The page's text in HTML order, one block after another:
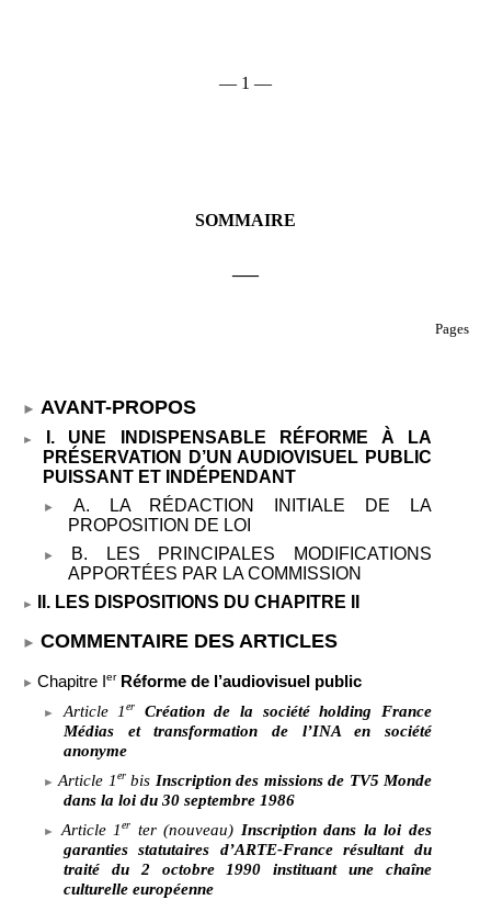
–– 1 ––
SOMMAIRE
Pages
AVANT-PROPOS
I. UNE INDISPENSABLE RÉFORME À LA
PRÉSERVATION D’UN AUDIOVISUEL PUBLIC
PUISSANT ET INDÉPENDANT
A. LA RÉDACTION INITIALE DE LA
PROPOSITION DE LOI
B. LES PRINCIPALES MODIFICATIONS
APPORTÉES PAR LA COMMISSION
II. LES DISPOSITIONS DU CHAPITRE
COMMENTAIRE DES ARTICLES
Chapitre Ier Réforme de l’audiovisuel public
Article
1er
Création de la société holding France
Médias et transformation de l’INA en société
anonyme
Article 1erbis Inscription des missions de TV5 Monde
dans la loi du 30 septembre 1986
Article 1er ter (nouveau) Inscription dans la loi des
garanties statutaires d’ARTE-France résultant du
traité du 2
octobre 1990 instituant une chaîne
culturelle européenne